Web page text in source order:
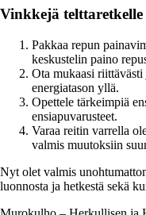
Vinkkejä telttaretkelle
Pakkaa repun
keskustelin paino
Ota mukaasi
energiatason yllä.
Opettele tärkeimpiä
ensiapuvarusteet.
Varaa reitin varrella
valmis muutoksiin
Nyt olet valmis
luonnosta ja hetkestä sekä